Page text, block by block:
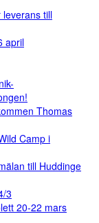
leverans till
april
Thomas
Camp i
till Huddinge
3
20-22 mars